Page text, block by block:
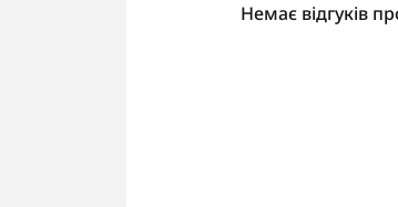
Немає відгуків